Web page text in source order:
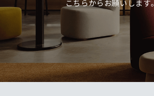
こちらからお願いします。